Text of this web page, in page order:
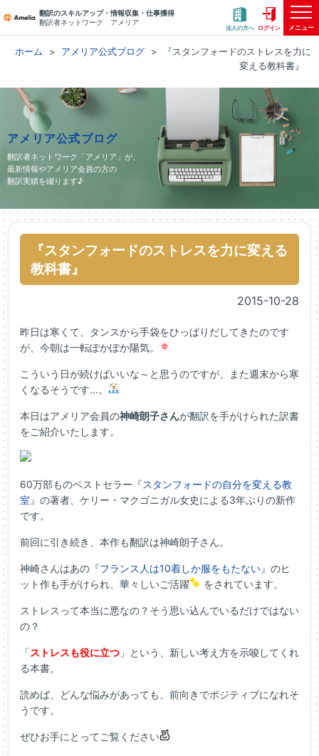
翻訳のスキルアップ・情報収集・仕事獲得
翻訳者ネットワーク アメリア
法人の方へ ログイン メニュー
ホーム アメリア公式ブログ
『スタンフォードのストレスを力に
変える教科書』
アメリア公式ブログ
翻訳者ネットワーク「アメリア」が、
最新情報やアメリア会員の方の
翻訳実績を綴ります♪
『スタンフォードのストレスを力に変える
教科書』
2015-10-28
昨日は寒くて、タンスから手袋をひっぱりだしてきたのです
が、今朝は一転ぽかぽか陽気。
こういう日が続けばいいな～と思うのですが、また週末から寒
くなるそうです…。
本日はアメリア会員の神崎朗子さんが翻訳を手がけられた訳書
をご紹介いたします。
60万部ものベストセラー『スタンフォードの自分を変える教
室 』の著者、ケリー・マクゴニガル女史による3年ぶりの新作
です。
前回に引き続き、本作も翻訳は神崎朗子さん。
神崎さんはあの『フランス人は10着しか服をもたない』のヒ
ット作も手がけられ、華々しいご活躍
をされています。
ストレスって本当に悪なの？そう思い込んでいるだけではない
の？
「ストレスも役に立つ 」という、新しい考え方を示唆してくれ
る本書。
読めば、どんな悩みがあっても、前向きでポジティブになれそ
うです。
ぜひお手にとってご覧ください